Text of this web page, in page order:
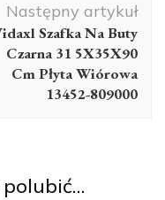
Następny artykuł
Szafka Na Buty
Czarna 31 5X35X90
Cm Płyta Wiórowa
13452-809000
polubić…